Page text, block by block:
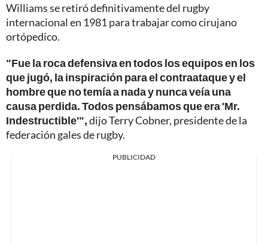
Williams se retiró definitivamente del rugby
internacional en 1981 para trabajar como cirujano
ortópedico.
"Fue la roca defensiva en todos los equipos en los
que jugó, la inspiración para el contraataque y el
hombre que no temía a nada y nunca veía una
causa perdida. Todos pensábamos que era 'Mr.
Indestructible'",dijo Terry Cobner, presidente de la
federación gales de rugby.
PUBLICIDAD